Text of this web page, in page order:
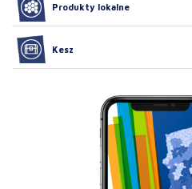
Produkty lokalne
Kesz